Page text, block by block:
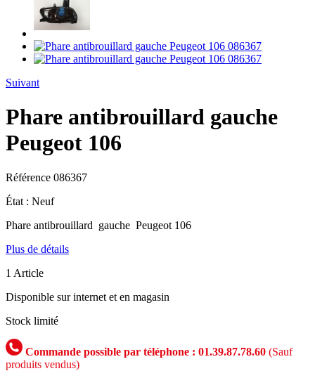
Suivant
Phare antibrouillard gauche
Peugeot 106
Référence 086367
État : Neuf
Phare antibrouillard gauche Peugeot 106
Plus de détails
1 Article
Disponible sur internet et en magasin
Stock limité
Commande possible par téléphone : 01.39.87.78.60 (Sauf
produits vendus)